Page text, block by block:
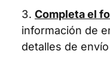
Completa el
información de
detalles de